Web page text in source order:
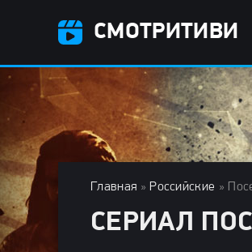
СМОТРИТИВИ
Главная » Российские »
СЕРИАЛ